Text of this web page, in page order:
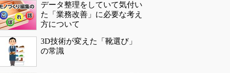
データ整理をしていて気付い
た「業務改善」に必要な考え
方について
3D技術が変えた「靴選び」
の常識